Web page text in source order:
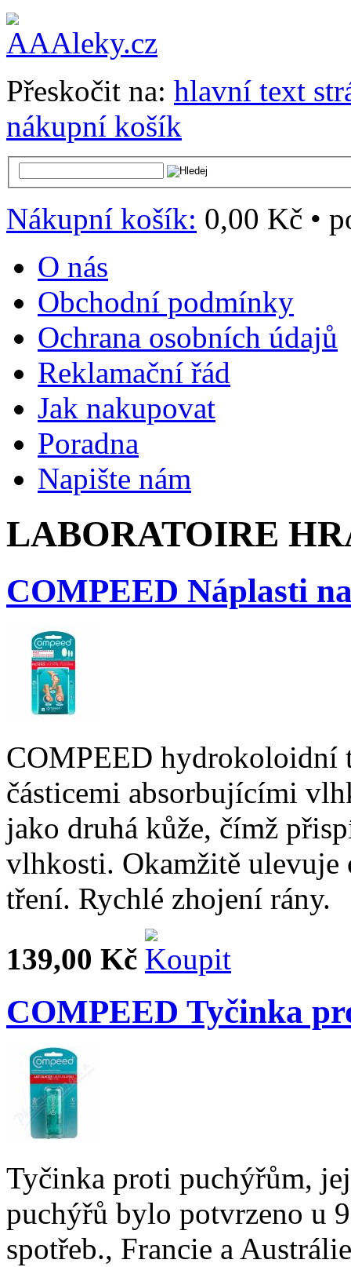
Přeskočit na: hlavní text
nákupní košík
Nákupní košík: 0,00 Kč •
O nás
Obchodní podmínky
Ochrana osobních údajů
Reklamační řád
Jak nakupovat
Poradna
Napište nám
LABORATOIRE
COMPEED Náplasti
COMPEED hydrokoloidní
částicemi absorbujícími
jako druhá kůže, čímž
vlhkosti. Okamžitě
tření. Rychlé zhojení rány.
139,00 Kč
COMPEED Tyčinka
Tyčinka proti puchýřům,
puchýřů bylo potvrzeno u
spotřeb., Francie a